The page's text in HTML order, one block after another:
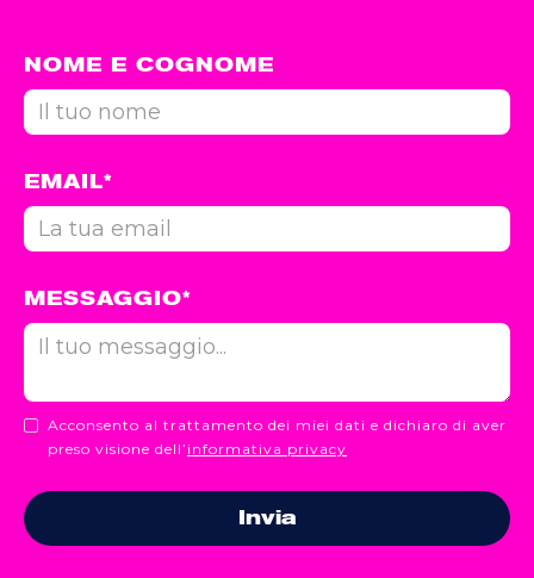
NOME E COGNOME
EMAIL*
MESSAGGIO*
Acconsento al trattamento dei miei dati e dichiaro di aver
preso visione dell’ informativa privacy